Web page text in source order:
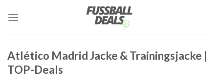
Inhalt
Atlético Madrid Jacke & Trainingsjacke |
TOP-Deals